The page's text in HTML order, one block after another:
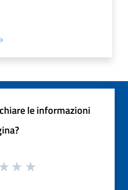
le informazioni